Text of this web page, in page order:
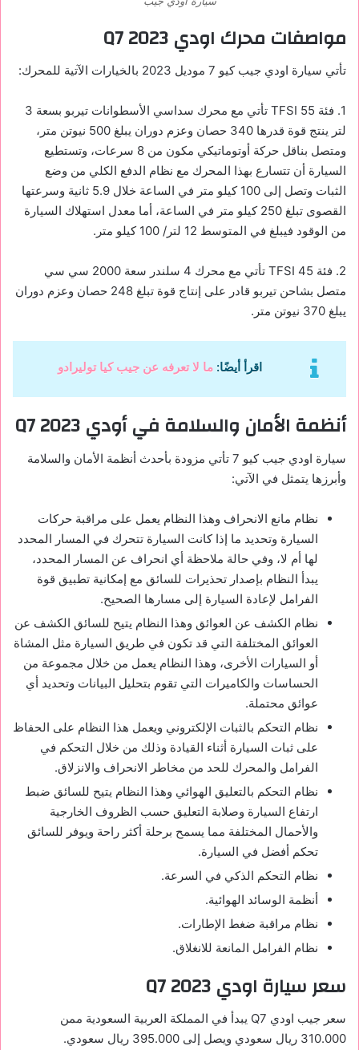
مواصفات محرك اوديQ7 2023
تأتي سيارة اودي جيب كيو 7 موديل 2023 بالخيارات الآتية للمحرك:
1. فئة TFSI 55
تأتي مع محرك سداسي الأسطوانات تيربو بسعة 3
لتر ينتج قوة قدرها 340 حصان وعزم دوران يبلغ 500 نيوتن متر،
ومتصل بناقل حركة أوتوماتيكي مكون من 8 سرعات، وتستطيع
السيارة أن تتسارع بهذا المحرك مع نظام الدفع الكلي من وضع
الثبات وتصل إلى 100 كيلو متر في الساعة خلال 5.9 ثانية وسرعتها
القصوى تبلغ 250 كيلو متر في الساعة، أما معدل استهلاك السيارة
من الوقود فيبلغ في المتوسط 12 لتر/ 100 كيلو متر.
2. فئة TFSI 45
تأتي مع محرك 4 سلندر سعة 2000 سي سي
متصل بشاحن تيربو قادر على إنتاج قوة تبلغ 248 حصان وعزم دوران
يبلغ 370 نيوتن متر.
اقرأ أيضًا:ما لا تعرفه عن جيب كيا توليرادو
أنظمة الأمان والسلامة في أوديQ7 2023
سيارة اودي جيب كيو 7 تأتي مزودة بأحدث أنظمة الأمان والسلامة
وأبرزها يتمثل في الآتي:
نظام مانع الانحراف وهذا النظام يعمل على مراقبة حركات
السيارة وتحديد ما إذا كانت السيارة تتحرك في المسار المحدد
لها أم لا، وفي حالة ملاحظة أي انحراف عن المسار المحدد،
يبدأ النظام بإصدار تحذيرات للسائق مع إمكانية تطبيق قوة
الفرامل لإعادة السيارة إلى مسارها الصحيح.
نظام الكشف عن العوائق وهذا النظام يتيح للسائق الكشف عن
العوائق المختلفة التي قد تكون في طريق السيارة مثل المشاة
أو السيارات الأخرى، وهذا النظام يعمل من خلال مجموعة من
الحساسات والكاميرات التي تقوم بتحليل البيانات وتحديد أي
عوائق محتملة.
نظام التحكم بالثبات الإلكتروني ويعمل هذا النظام على الحفاظ
على ثبات السيارة أثناء القيادة وذلك من خلال التحكم في
الفرامل والمحرك للحد من مخاطر الانحراف والانزلاق.
نظام التحكم بالتعليق الهوائي وهذا النظام يتيح للسائق ضبط
ارتفاع السيارة وصلابة التعليق حسب الظروف الخارجية
والأحمال المختلفة مما يسمح برحلة أكثر راحة ويوفر للسائق
تحكم أفضل في السيارة.
نظام التحكم الذكي في السرعة.
أنظمة الوسائد الهوائية.
نظام مراقبة ضغط الإطارات.
نظام الفرامل المانعة للانغلاق.
سعر سيارة اوديQ7 2023
سعر جيب اودي Q7 يبدأ في المملكة العربية السعودية ممن
310.000 ريال سعودي ويصل إلى 395.000 ريال سعودي.